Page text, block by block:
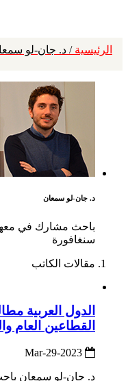
الرئيسية / د. جان-لو
د. جان-لو سمعان
باحث مشارك في
سنغافورة
مقالات الكاتب
الدول العربية
القطاعين العام
د. جان-لو سمعان